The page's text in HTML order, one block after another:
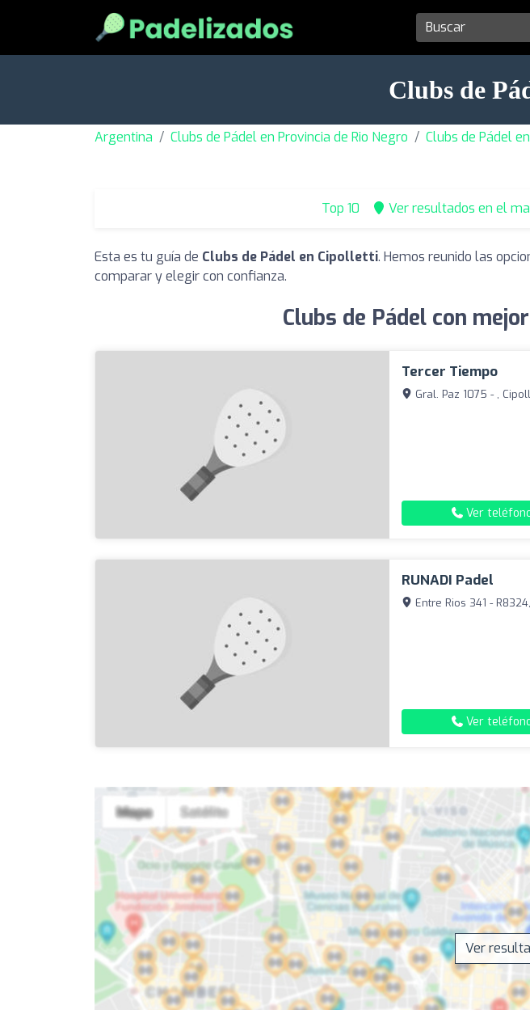
Clubs de
Argentina Clubs de Pádel en Provincia de Rio Negro Clubs de Pádel
Top 10 Ver resultados en el
Esta es tu guía de Clubs de Pádel en Cipolletti. Hemos reunido las
comparar y elegir con confianza.
Clubs de Pádel con
Tercer Tiempo
Gral. Paz 1075 - ,
Ver
RUNADI Padel
Entre Rios 341 -
Ver
Ver